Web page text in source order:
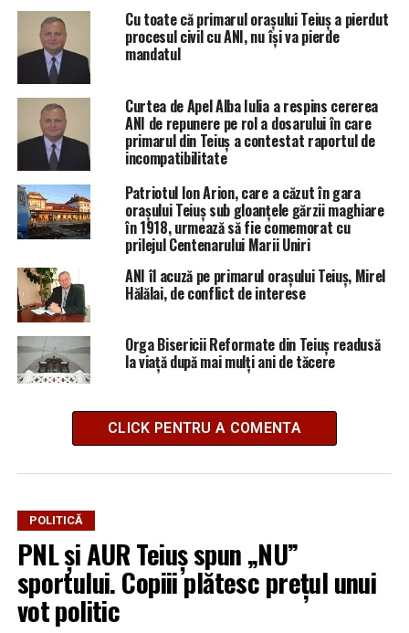
Cu toate că primarul oraşului Teiuş a pierdut
procesul civil cu ANI, nu își va pierde
mandatul
Curtea de Apel Alba Iulia a respins cererea
ANI de repunere pe rol a dosarului în care
primarul din Teiuș a contestat raportul de
incompatibilitate
Patriotul Ion Arion, care a căzut în gara
orașului Teiuș sub gloanțele gărzii maghiare
în 1918, urmează să fie comemorat cu
prilejul Centenarului Marii Uniri
ANI îl acuză pe primarul orașului Teiuș, Mirel
Hălălai, de conflict de interese
Orga Bisericii Reformate din Teiuş readusă
la viaţă după mai mulți ani de tăcere
CLICK PENTRU A COMENTA
POLITICĂ
PNL și AUR Teiuș spun „NU”
sportului. Copiii plătesc prețul unui
vot politic